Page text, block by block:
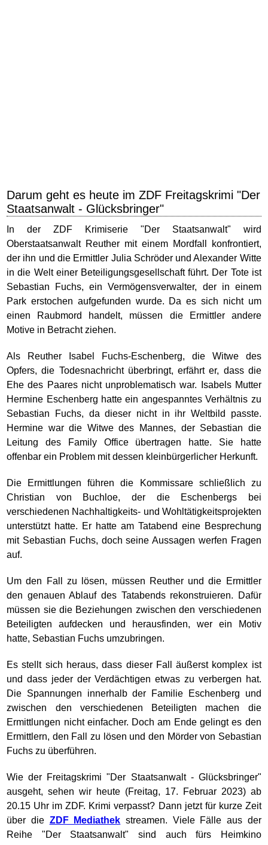
Darum geht es heute im ZDF Freitagskrimi "Der
Staatsanwalt - Glücksbringer"
In der ZDF Krimiserie "Der Staatsanwalt" wird
Oberstaatsanwalt Reuther mit einem Mordfall konfrontiert,
der ihn und die Ermittler Julia Schröder und Alexander Witte
in die Welt einer Beteiligungsgesellschaft führt. Der Tote ist
Sebastian Fuchs, ein Vermögensverwalter, der in einem
Park erstochen aufgefunden wurde. Da es sich nicht um
einen Raubmord handelt, müssen die Ermittler andere
Motive in Betracht ziehen.
Als Reuther Isabel Fuchs-Eschenberg, die Witwe des
Opfers, die Todesnachricht überbringt, erfährt er, dass die
Ehe des Paares nicht unproblematisch war. Isabels Mutter
Hermine Eschenberg hatte ein angespanntes Verhältnis zu
Sebastian Fuchs, da dieser nicht in ihr Weltbild passte.
Hermine war die Witwe des Mannes, der Sebastian die
Leitung des Family Office übertragen hatte. Sie hatte
offenbar ein Problem mit dessen kleinbürgerlicher Herkunft.
Die Ermittlungen führen die Kommissare schließlich zu
Christian von Buchloe, der die Eschenbergs bei
verschiedenen Nachhaltigkeits- und Wohltätigkeitsprojekten
unterstützt hatte. Er hatte am Tatabend eine Besprechung
mit Sebastian Fuchs, doch seine Aussagen werfen Fragen
auf.
Um den Fall zu lösen, müssen Reuther und die Ermittler
den genauen Ablauf des Tatabends rekonstruieren. Dafür
müssen sie die Beziehungen zwischen den verschiedenen
Beteiligten aufdecken und herausfinden, wer ein Motiv
hatte, Sebastian Fuchs umzubringen.
Es stellt sich heraus, dass dieser Fall äußerst komplex ist
und dass jeder der Verdächtigen etwas zu verbergen hat.
Die Spannungen innerhalb der Familie Eschenberg und
zwischen den verschiedenen Beteiligten machen die
Ermittlungen nicht einfacher. Doch am Ende gelingt es den
Ermittlern, den Fall zu lösen und den Mörder von Sebastian
Fuchs zu überführen.
Wie der Freitagskrimi "Der Staatsanwalt - Glücksbringer"
ausgeht, sehen wir heute (Freitag, 17. Februar 2023) ab
20.15 Uhr im ZDF. Krimi verpasst? Dann jetzt für kurze Zeit
über die ZDF Mediathek streamen. Viele Fälle aus der
Reihe "Der Staatsanwalt" sind auch fürs Heimkino